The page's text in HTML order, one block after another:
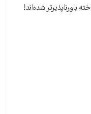
شده‌اند!